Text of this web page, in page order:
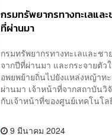
กรมทรัพยากรทางทะเลแล
ที่ผ่านมา
กรมทรัพยากรทางทะเลและช
จากปีที่ผ่านมา และกระจายตั
อพยพย้ายถิ่นไปยังแหล่งหญ้าท
ผ่านมา เจ้าหน้าที่จากสถาบัน
กับเจ้าหน้าที่ของศูนย์เทคโนโ
9 มีนาคม 2024